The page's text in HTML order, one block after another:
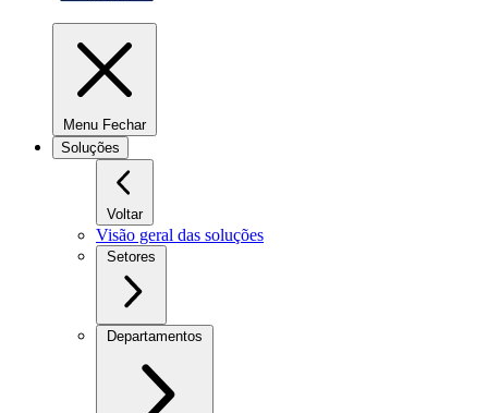
Menu Fechar
Soluções
Voltar
Visão geral das soluções
Setores
Departamentos